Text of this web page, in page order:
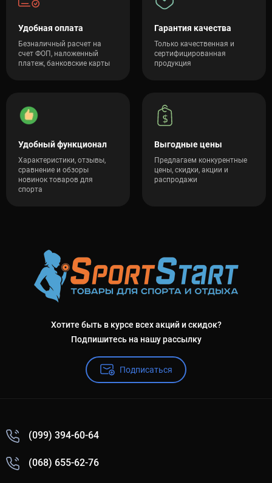
Удобная оплата
Безналичный расчет на
счет ФОП, наложенный
платеж, банковские карты
Гарантия качества
Только качественная и
сертифицированная
продукция
Удобный функционал
Характеристики, отзывы,
сравнение и обзоры
новинок товаров для
спорта
Выгодные цены
Предлагаем конкурентные
цены, скидки, акции и
распродажи
Хотите быть в курсе всех акций и скидок?
Подпишитесь на нашу рассылку
Подписаться
(099) 394-60-64
(068) 655-62-76